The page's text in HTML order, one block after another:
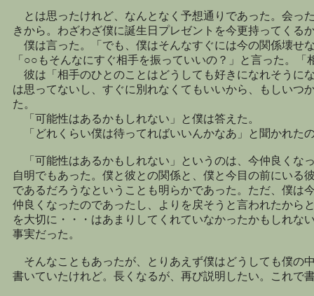
とは思ったけれど、なんとなく予想通りであった。会っ
きから。わざわざ僕に誕生日プレゼントを今更持ってくる
僕は言った。「でも、僕はそんなすぐには今の関係壊せ
「○○もそんなにすぐ相手を振っていいの？」と言った。
彼は「相手のひとのことはどうしても好きになれそうに
は思ってないし、すぐに別れなくてもいいから、もしいつ
た。
「可能性はあるかもしれない」と僕は答えた。
「どれくらい僕は待ってればいいんかなあ」と聞かれた
「可能性はあるかもしれない」というのは、今仲良くな
自明でもあった。僕と彼との関係と、僕と今目の前にいる
であるだろうなということも明らかであった。ただ、僕は
仲良くなったのであったし、よりを戻そうと言われたか
を大切に・・・はあまりしてくれていなかったかもしれな
事実だった。
そんなこともあったが、とりあえず僕はどうしても僕の
書いていたけれど。長くなるが、再び説明したい。これで